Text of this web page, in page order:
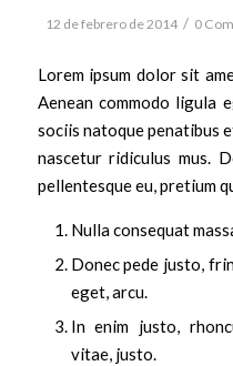
12 de febrero de 2014 / 0
Lorem ipsum dolor sit
Aenean commodo ligula
sociis natoque penatibus
nascetur ridiculus mus.
pellentesque eu, pretium
Nulla consequat
Donec pede justo,
eget, arcu.
In enim justo,
vitae, justo.